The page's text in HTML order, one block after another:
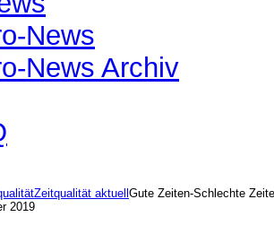
News
News Archiv
Zeitqualität aktuellGute Zeiten-Schlechte
2019